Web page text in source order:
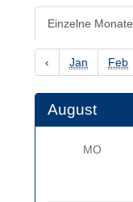
Einzelne Monate
‹ Jan Feb
August
MO